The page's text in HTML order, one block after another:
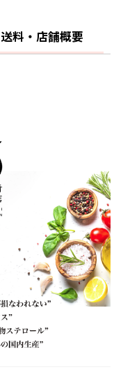
送料・店舗概要